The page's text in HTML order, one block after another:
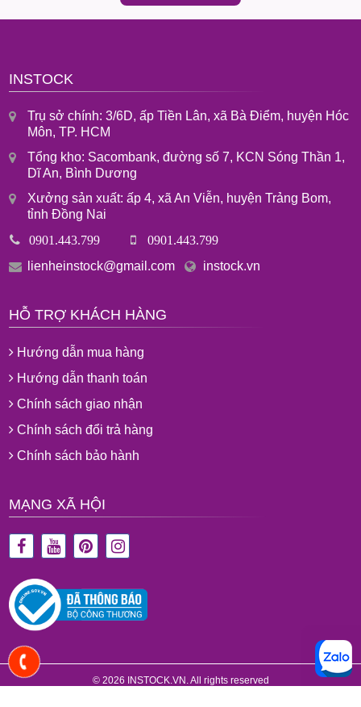
INSTOCK
Trụ sở chính: 3/6D, ấp Tiền Lân, xã Bà Điểm, huyện Hóc
Môn, TP. HCM
Tổng kho: Sacombank, đường số 7, KCN Sóng Thần 1,
Dĩ An, Bình Dương
Xưởng sản xuất: ấp 4, xã An Viễn, huyện Trảng Bom,
tỉnh Đồng Nai
0901.443.799 0901.443.799
lienheinstock@gmail.com instock.vn
HỖ TRỢ KHÁCH HÀNG
Hướng dẫn mua hàng
Hướng dẫn thanh toán
Chính sách giao nhận
Chính sách đổi trả hàng
Chính sách bảo hành
MẠNG XÃ HỘI
© 2026 INSTOCK.VN. All rights reserved